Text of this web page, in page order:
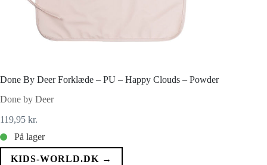
Done By Deer Forklæde – PU – Happy Clouds – Powder
Done by Deer
119,95 kr.
På lager
KIDS-WORLD.DK →